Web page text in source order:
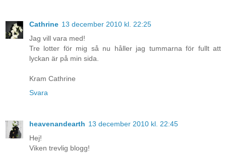
Cathrine 13 december 2010 kl. 22:25
Jag vill vara med!
Tre lotter för mig så nu håller jag tummarna för fullt att
lyckan är på min sida.
Kram Cathrine
Svara
heavenandearth 13 december 2010 kl. 22:45
Hej!
Viken trevlig blogg!